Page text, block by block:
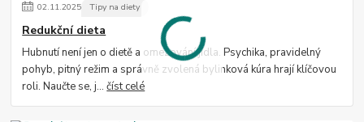
02.11.2025 Tipy na diety
Redukční dieta
Hubnutí není jen o dietě a omezování jídla. Psychika, pravidelný
pohyb, pitný režim a správně zvolená bylinková kúra hrají klíčovou
roli. Naučte se, j...číst celé